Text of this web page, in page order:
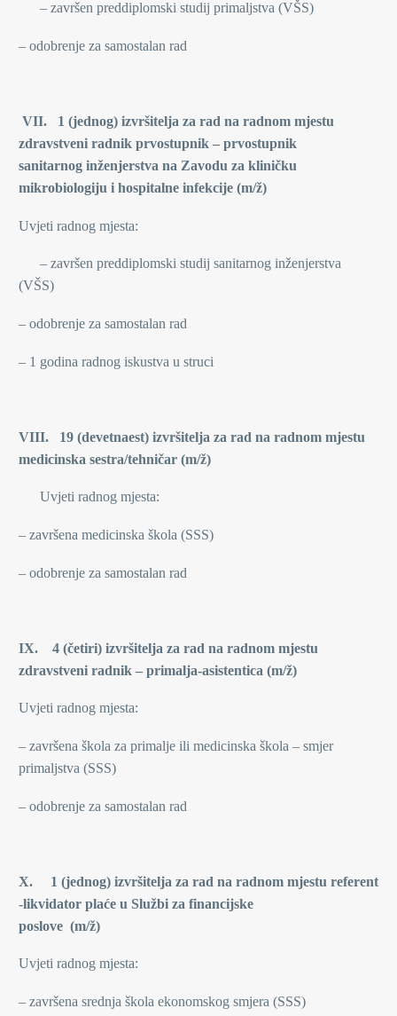
– završen preddiplomski studij primaljstva (VŠS)
– odobrenje za samostalan rad
VII. 1 (jednog) izvršitelja za rad na radnom mjestu
zdravstveni radnik prvostupnik – prvostupnik
sanitarnog inženjerstva na Zavodu za kliničku
mikrobiologiju i hospitalne infekcije (m/ž)
Uvjeti radnog mjesta:
– završen preddiplomski studij sanitarnog inženjerstva
(VŠS)
– odobrenje za samostalan rad
– 1 godina radnog iskustva u struci
VIII. 19 (devetnaest) izvršitelja za rad na radnom mjestu
medicinska sestra/tehničar (m/ž)
Uvjeti radnog mjesta:
– završena medicinska škola (SSS)
– odobrenje za samostalan rad
IX. 4 (četiri) izvršitelja za rad na radnom mjestu
zdravstveni radnik – primalja-asistentica (m/ž)
Uvjeti radnog mjesta:
– završena škola za primalje ili medicinska škola – smjer
primaljstva (SSS)
– odobrenje za samostalan rad
X. 1 (jednog) izvršitelja za rad na radnom mjestu referent
-likvidator plaće u Službi za financijske
poslove (m/ž)
Uvjeti radnog mjesta:
– završena srednja škola ekonomskog smjera (SSS)